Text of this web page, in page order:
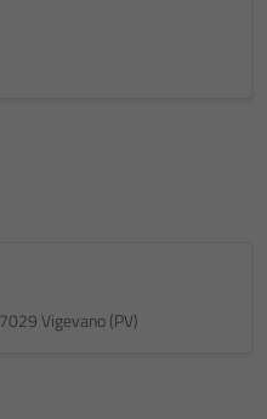
Vigevano (PV)